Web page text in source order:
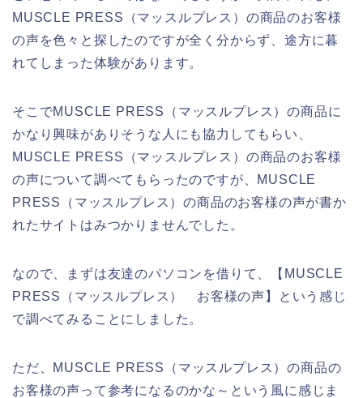
MUSCLE PRESS（マッスルプレス）の商品のお客様
の声を色々と探したのですが全く分からず、途方に暮
れてしまった体験があります。
そこでMUSCLE PRESS（マッスルプレス）の商品に
かなり興味がありそうな人にも協力してもらい、
MUSCLE PRESS（マッスルプレス）の商品のお客様
の声について調べてもらったのですが、MUSCLE
PRESS（マッスルプレス）の商品のお客様の声が書か
れたサイトはみつかりませんでした。
なので、まずは友達のパソコンを借りて、【MUSCLE
PRESS（マッスルプレス） お客様の声】という感じ
で調べてみることにしました。
ただ、MUSCLE PRESS（マッスルプレス）の商品の
お客様の声って参考になるのかな～という風に感じま